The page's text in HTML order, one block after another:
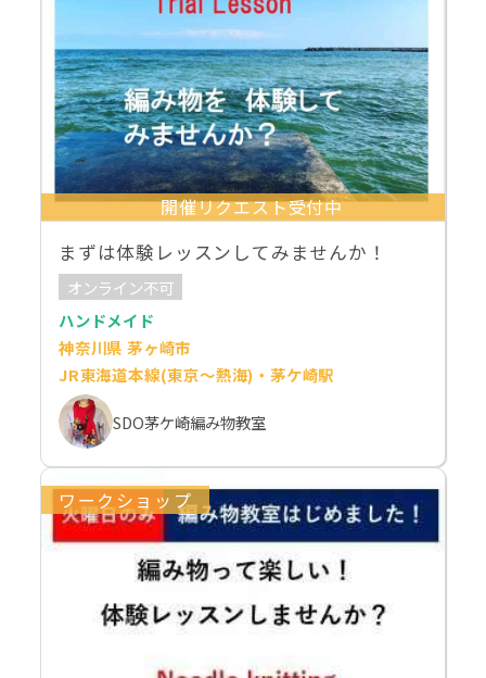
開催リクエスト受付中
まずは体験レッスンしてみませんか！
オンライン不可
ハンドメイド
神奈川県 茅ヶ崎市
JR東海道本線(東京～熱海)・茅ケ崎駅
SDO茅ケ崎編み物教室
ワークショップ